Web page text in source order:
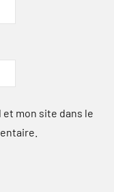
mon site dans le